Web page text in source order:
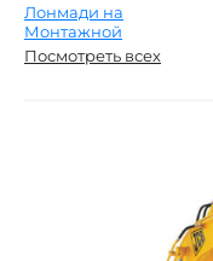
Лонмади на
Монтажной
Посмотреть всех